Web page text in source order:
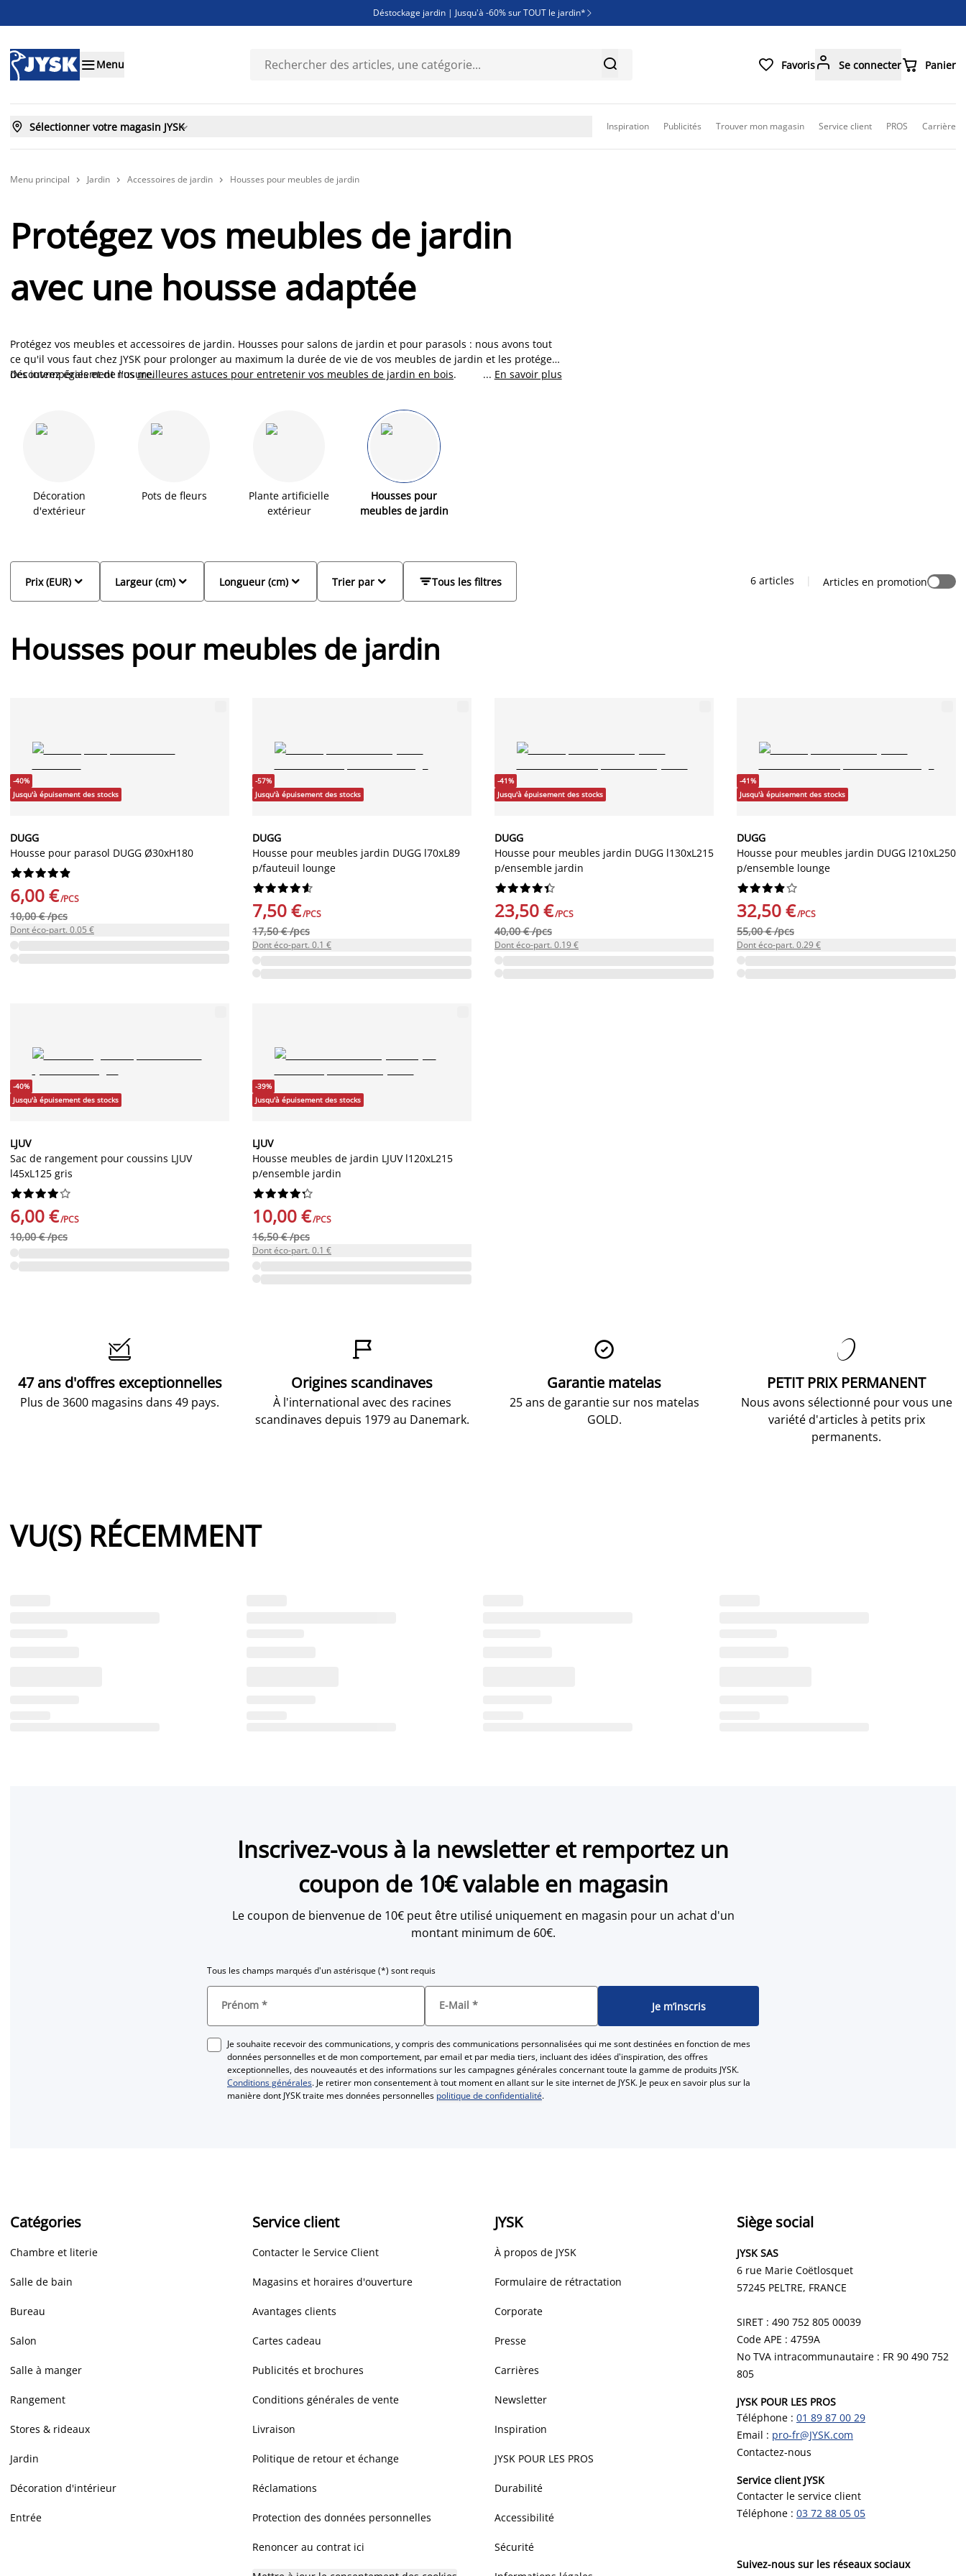
Déstockage jardin | Jusqu'à -60% sur TOUT le jardin* 
Découvrez les nouveautés de la collection
Menu   Favoris Se connecter Panier
 Sélectionner votre magasin JYSK Inspiration Publicités Trouver mon magasin Service client PROS Carrière
Menu principal  Jardin  Accessoires de jardin  Housses pour meubles de jardin
Protégez vos meubles de jardin
avec une housse adaptée
Protégez vos meubles et accessoires de jardin. Housses pour salons de jardin et pour parasols : nous avons tout
ce qu'il vous faut chez JYSK pour prolonger au maximum la durée de vie de vos meubles de jardin et les protéger
des intempéries et de l'usure.
Découvrez également nosmeilleures astuces pour entretenir vos meubles de jardin en bois. ... En savoir plus
Décoration
d'extérieur
Pots de fleurs
Plante artificielle
extérieur
Housses pour
meubles de jardin

Prix (EUR) 
Largeur (cm) 
Longueur (cm) Tous les filtres

Trier par 6 articles | Articles en promotion
Housses pour meubles de jardin
-40%
Jusqu'à épuisement des stocks
DUGG
Housse pour parasol DUGG Ø30xH180






6,00 €/PCS
10,00 € /pcs
Dont éco-part. 0.05 €
-57%
Jusqu'à épuisement des stocks
DUGG
Housse pour meubles jardin DUGG l70xL89
p/fauteuil lounge






7,50 €/PCS
17,50 € /pcs
Dont éco-part. 0.1 €
-41%
Jusqu'à épuisement des stocks
DUGG
Housse pour meubles jardin DUGG l130xL215
p/ensemble jardin






23,50 €/PCS
40,00 € /pcs
Dont éco-part. 0.19 €
-41%
Jusqu'à épuisement des stocks
DUGG
Housse pour meubles jardin DUGG l210xL250
p/ensemble lounge






32,50 €/PCS
55,00 € /pcs
Dont éco-part. 0.29 €
-40%
Jusqu'à épuisement des stocks
LJUV
Sac de rangement pour coussins LJUV
l45xL125 gris






6,00 €/PCS
10,00 € /pcs
-39%
Jusqu'à épuisement des stocks
LJUV
Housse meubles de jardin LJUV l120xL215
p/ensemble jardin






10,00 €/PCS
16,50 € /pcs
Dont éco-part. 0.1 €

47 ans d'offres exceptionnelles
Plus de 3600 magasins dans 49 pays.

Origines scandinaves
À l'international avec des racines
scandinaves depuis 1979 au Danemark.

Garantie matelas
25 ans de garantie sur nos matelas
GOLD.

PETIT PRIX PERMANENT
Nous avons sélectionné pour vous une
variété d'articles à petits prix
permanents.
VU(S) RÉCEMMENT
Inscrivez-vous à la newsletter et remportez un
coupon de 10€ valable en magasin
Le coupon de bienvenue de 10€ peut être utilisé uniquement en magasin pour un achat d'un
montant minimum de 60€.
Tous les champs marqués d'un astérisque (*) sont requis
Prénom * E-Mail * Je m’inscris
Je souhaite recevoir des communications, y compris des communications personnalisées qui me sont destinées en fonction de mes
données personnelles et de mon comportement, par email et par media tiers, incluant des idées d'inspiration, des offres
exceptionnelles, des nouveautés et des informations sur les campagnes générales concernant toute la gamme de produits JYSK.
Conditions générales. Je retirer mon consentement à tout moment en allant sur le site internet de JYSK. Je peux en savoir plus sur la
manière dont JYSK traite mes données personnelles politique de confidentialité.
Catégories
Chambre et literie
Salle de bain
Bureau
Salon
Salle à manger
Rangement
Stores & rideaux
Jardin
Décoration d'intérieur
Entrée
Service client
Contacter le Service Client
Magasins et horaires d'ouverture
Avantages clients
Cartes cadeau
Publicités et brochures
Conditions générales de vente
Livraison
Politique de retour et échange
Réclamations
Protection des données personnelles
Renoncer au contrat ici
JYSK
À propos de JYSK
Formulaire de rétractation
Corporate
Presse
Carrières
Newsletter
Inspiration
JYSK POUR LES PROS
Durabilité
Accessibilité
Sécurité
Siège social
JYSK SAS
6 rue Marie Coëtlosquet
57245 PELTRE, FRANCE
SIRET : 490 752 805 00039
Code APE : 4759A
No TVA intracommunautaire : FR 90 490 752
805
JYSK POUR LES PROS
Téléphone : 01 89 87 00 29
Email : pro-fr@JYSK.com
Contactez-nous
Service client JYSK
Contacter le service client
Téléphone : 03 72 88 05 05
Suivez-nous sur les réseaux sociaux